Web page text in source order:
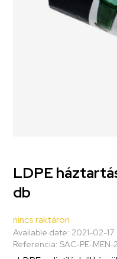
LDPE
db
nincs raktáron
Available date: 2021-02-17
Referencia: SAC-PE-MEN-